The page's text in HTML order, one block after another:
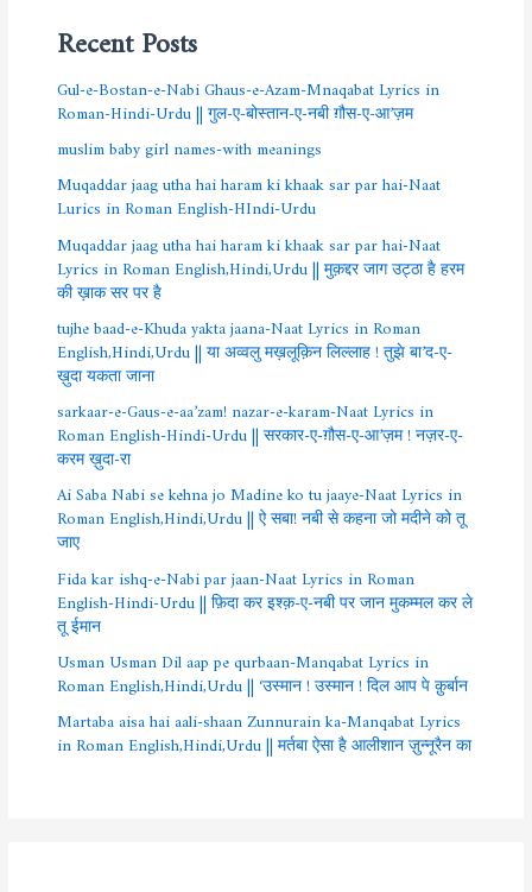
Recent Posts
Gul-e-Bostan-e-Nabi Ghaus-e-Azam-Mnaqabat Lyrics in
Roman-Hindi-Urdu || गुल-ए-बोस्तान-ए-नबी ग़ौस-ए-आ’ज़म
muslim baby girl names-with meanings
Muqaddar jaag utha hai haram ki khaak sar par hai-Naat
Lurics in Roman English-HIndi-Urdu
Muqaddar jaag utha hai haram ki khaak sar par hai-Naat
Lyrics in Roman English,Hindi,Urdu || मुक़द्दर जाग उट्ठा है हरम
की ख़ाक सर पर है
tujhe baad-e-Khuda yakta jaana-Naat Lyrics in Roman
English,Hindi,Urdu || या अव्वलु मख़लूक़िन लिल्लाह ! तुझे बा’द-ए-
ख़ुदा यकता जाना
sarkaar-e-Gaus-e-aa’zam! nazar-e-karam-Naat Lyrics in
Roman English-Hindi-Urdu || सरकार-ए-ग़ौस-ए-आ’ज़म ! नज़र-ए-
करम ख़ुदा-रा
Ai Saba Nabi se kehna jo Madine ko tu jaaye-Naat Lyrics in
Roman English,Hindi,Urdu || ऐ सबा! नबी से कहना जो मदीने को तू
जाए
Fida kar ishq-e-Nabi par jaan-Naat Lyrics in Roman
English-Hindi-Urdu || फ़िदा कर इश्क़-ए-नबी पर जान मुकम्मल कर ले
तू ईमान
Usman Usman Dil aap pe qurbaan-Manqabat Lyrics in
Roman English,Hindi,Urdu || ‘उस्मान ! उस्मान ! दिल आप पे क़ुर्बान
Martaba aisa hai aali-shaan Zunnurain ka-Manqabat Lyrics
in Roman English,Hindi,Urdu || मर्तबा ऐसा है आलीशान ज़ुन्नूरैन का